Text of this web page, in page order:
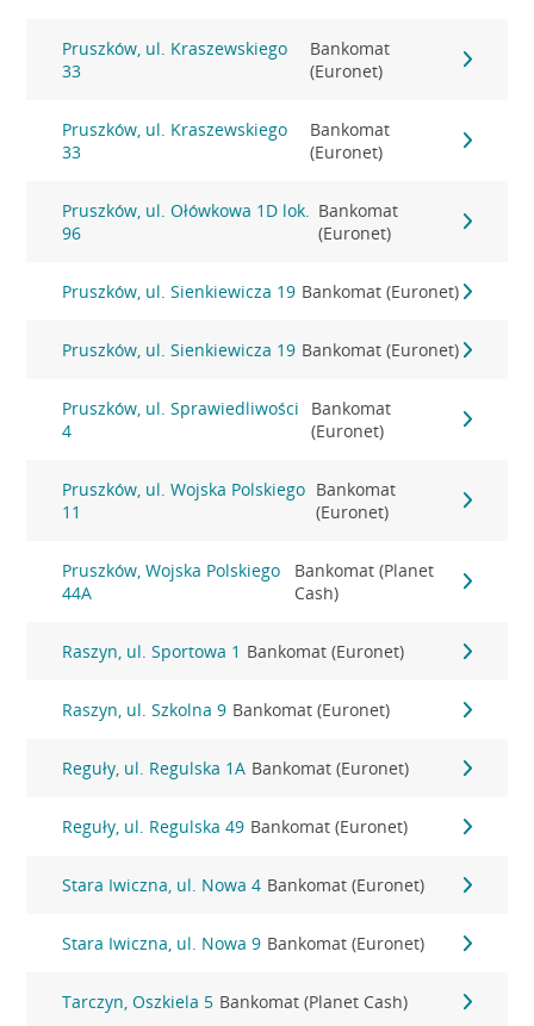
Pruszków, ul. Kraszewskiego
33
Bankomat
(Euronet)
Pruszków, ul. Kraszewskiego
33
Bankomat
(Euronet)
Pruszków, ul. Ołówkowa 1D lok.
96
Bankomat
(Euronet)
Pruszków, ul. Sienkiewicza 19 Bankomat (Euronet)
Pruszków, ul. Sienkiewicza 19 Bankomat (Euronet)
Pruszków, ul. Sprawiedliwości
4
Bankomat
(Euronet)
Pruszków, ul. Wojska Polskiego
11
Bankomat
(Euronet)
Pruszków, Wojska Polskiego
44A
Bankomat (Planet
Cash)
Raszyn, ul. Sportowa 1 Bankomat (Euronet)
Raszyn, ul. Szkolna 9 Bankomat (Euronet)
Reguły, ul. Regulska 1A Bankomat (Euronet)
Reguły, ul. Regulska 49 Bankomat (Euronet)
Stara Iwiczna, ul. Nowa 4 Bankomat (Euronet)
Stara Iwiczna, ul. Nowa 9 Bankomat (Euronet)
Tarczyn, Oszkiela 5 Bankomat (Planet Cash)